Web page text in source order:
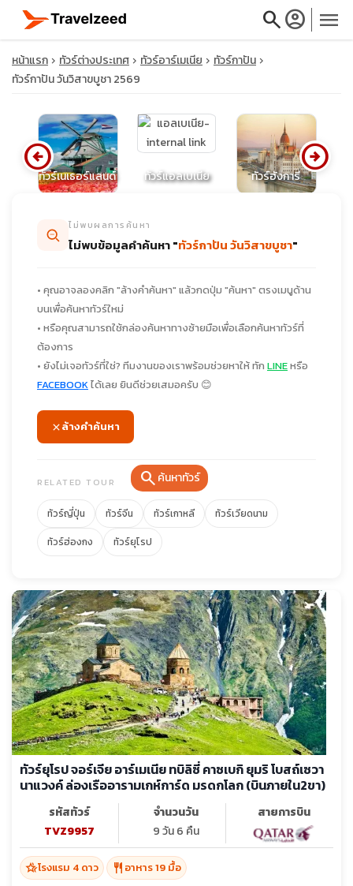
searchaccount_circle menu
close
travel_explore
calendar_month
หน้าแรก ทัวร์ต่างประเทศ ทัวร์อาร์เมเนีย
ทัวร์กาปัน
ทัวร์กาปัน วันวิสาขบูชา 2569
ทัวร์เนเธอร์แลนด์ ทัวร์แอลเบเนีย ทัวร์ฮังการี
arrow_circle_left arrow_circle_right
searchค้นหาทัวร์
ไม่พบผลการค้นหา
ไม่พบข้อมูลคำค้นหา "ทัวร์กาปัน วันวิสาขบูชา"
• คุณอาจลองคลิก "ล้างคำค้นหา" แล้วกดปุ่ม "ค้นหา" ตรงเมนูด้าน
บนเพื่อค้นหาทัวร์ใหม่
• หรือคุณสามารถใช้กล่องค้นหาทางซ้ายมือเพื่อเลือกค้นหาทัวร์ที่
ต้องการ
• ยังไม่เจอทัวร์ที่ใช่? ทีมงานของเราพร้อมช่วยหาให้ ทัก LINEหรือ
FACEBOOKได้เลย ยินดีช่วยเสมอครับ 😊
ล้างคำค้นหา
RELATED TOUR
ทัวร์ญี่ปุ่น ทัวร์จีน ทัวร์เกาหลี
ทัวร์เวียดนาม
ทัวร์ฮ่องกง
ทัวร์ยุโรป
ทัวร์ยุโรป จอร์เจีย อาร์เมเนีย ทบิลิซี่ คาซเบกิ ยุมริ โบสถ์เซวา
นาแวงค์ ล่องเรืออารามเกห์การ์ด มรดกโลก (บินภายใน2ขา)
รหัสทัวร์
TVZ9957
จำนวนวัน
9 วัน 6 คืน
สายการบิน
hotel_classโรงแรม 4 ดาว restaurant อาหาร 19 มื้อ